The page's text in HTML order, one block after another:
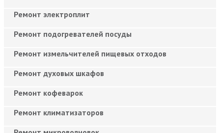
Ремонт электроплит
Ремонт подогревателей посуды
Ремонт измельчителей пищевых отходов
Ремонт духовых шкафов
Ремонт кофеварок
Ремонт климатизаторов